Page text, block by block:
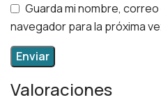
Valoraciones
Guarda mi nombre,
navegador para la próxima